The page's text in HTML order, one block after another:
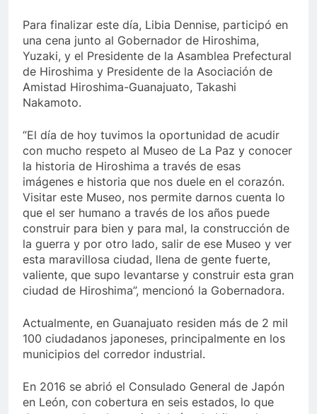
Para finalizar este día, Libia Dennise, participó en
una cena junto al Gobernador de Hiroshima,
Yuzaki, y el Presidente de la Asamblea Prefectural
de Hiroshima y Presidente de la Asociación de
Amistad Hiroshima-Guanajuato, Takashi
Nakamoto.
“El día de hoy tuvimos la oportunidad de acudir
con mucho respeto al Museo de La Paz y conocer
la historia de Hiroshima a través de esas
imágenes e historia que nos duele en el corazón.
Visitar este Museo, nos permite darnos cuenta lo
que el ser humano a través de los años puede
construir para bien y para mal, la construcción de
la guerra y por otro lado, salir de ese Museo y ver
esta maravillosa ciudad, llena de gente fuerte,
valiente, que supo levantarse y construir esta gran
ciudad de Hiroshima”, mencionó la Gobernadora.
Actualmente, en Guanajuato residen más de 2 mil
100 ciudadanos japoneses, principalmente en los
municipios del corredor industrial.
En 2016 se abrió el Consulado General de Japón
en León, con cobertura en seis estados, lo que